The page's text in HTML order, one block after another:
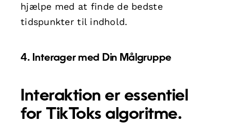
hjælpe med at finde de bedste
tidspunkter til indhold.
4. Interager med Din Målgruppe
Interaktion er essentiel
for TikToks algoritme.